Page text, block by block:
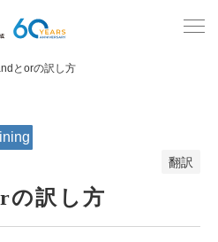
とorの訳し方
翻訳
の訳し方